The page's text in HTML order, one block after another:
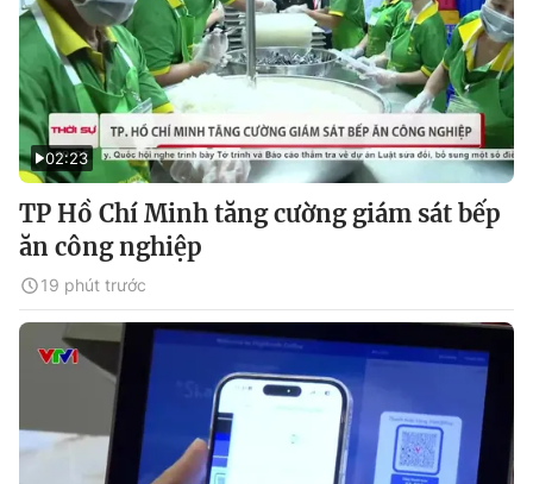
02:23
TP Hồ Chí Minh tăng cường giám sát bếp
ăn công nghiệp
19 phút trước